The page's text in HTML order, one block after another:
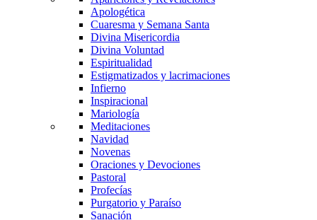
Apologética
Cuaresma y Semana Santa
Divina Misericordia
Divina Voluntad
Espiritualidad
Estigmatizados y lacrimaciones
Infierno
Inspiracional
Mariología
Meditaciones
Navidad
Novenas
Oraciones y Devociones
Pastoral
Profecías
Purgatorio y Paraíso
Sanación